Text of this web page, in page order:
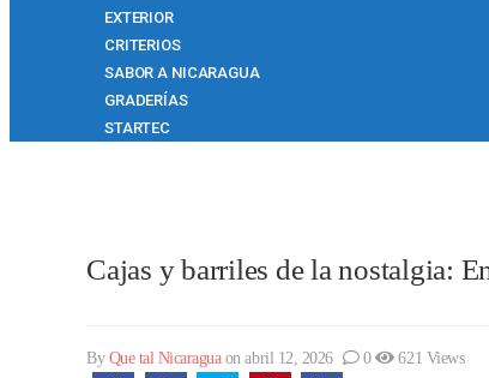
EXTERIOR
CRITERIOS
SABOR A NICARAGUA
GRADERÍAS
STARTEC
Cajas y barriles de la nostalgia:
By Que tal Nicaragua on abril 12, 2026 0 621 Views